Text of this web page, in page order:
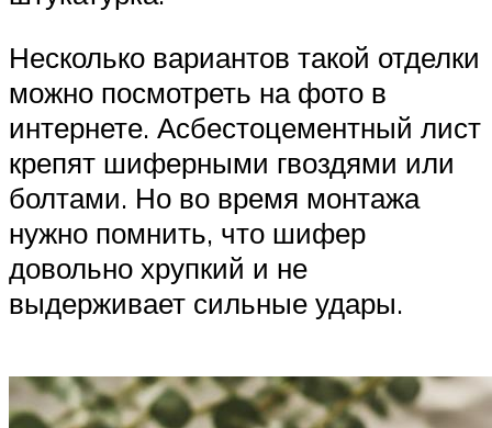
Несколько вариантов такой отделки
можно посмотреть на фото в
интернете. Асбестоцементный лист
крепят шиферными гвоздями или
болтами. Но во время монтажа
нужно помнить, что шифер
довольно хрупкий и не
выдерживает сильные удары.